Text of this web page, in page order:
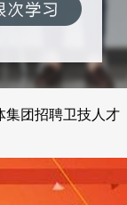
集团招聘卫技人才